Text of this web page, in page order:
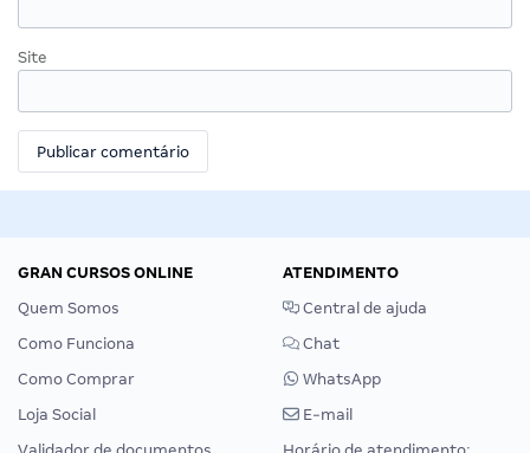
Site
GRAN CURSOS ONLINE
Quem Somos
Como Funciona
Como Comprar
Loja Social
ATENDIMENTO
Central de ajuda
Chat
WhatsApp
E-mail